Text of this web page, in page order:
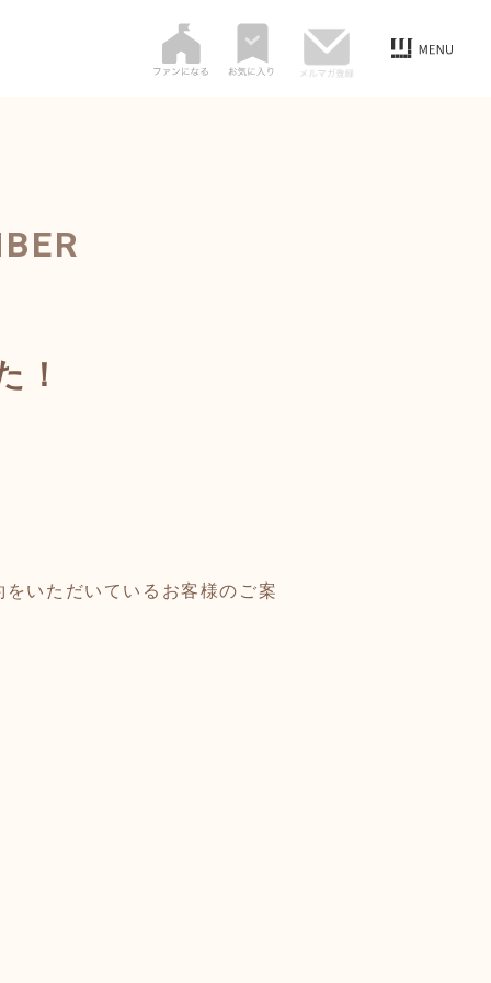
！
いただいているお客様のご案